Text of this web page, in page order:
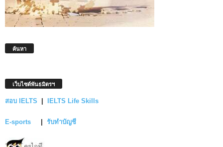
ค้นหา
เว็บไซต์พันธมิตรฯ
สอบ IELTS IELTS Life Skills
E-sports รับทำบัญชี